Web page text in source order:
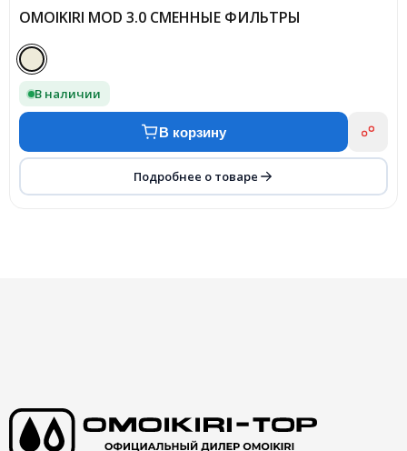
OMOIKIRI MOD 3.0 СМЕННЫЕ ФИЛЬТРЫ
В наличии
В корзину
Подробнее о товаре